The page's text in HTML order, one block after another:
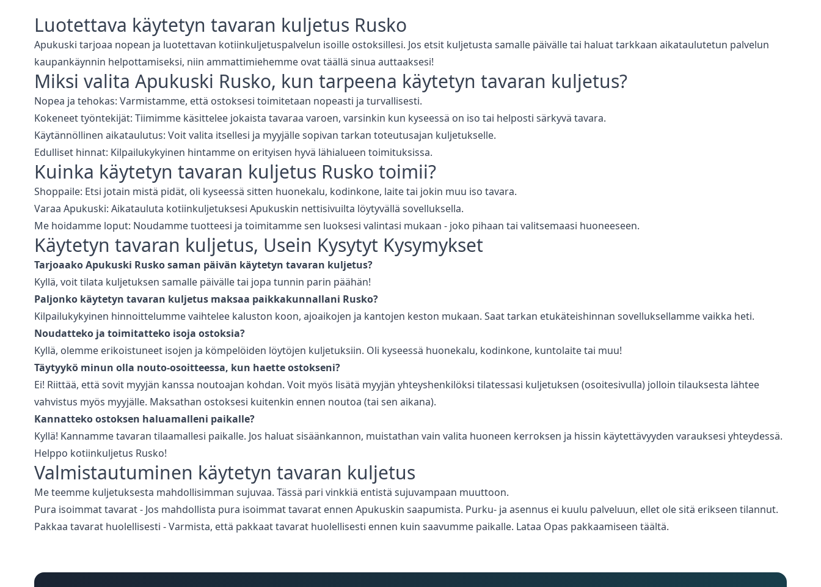
Luotettava käytetyn tavaran kuljetus Rusko
Apukuski tarjoaa nopean ja luotettavan kotiinkuljetuspalvelun isoille ostoksillesi. Jos etsit kuljetusta samalle päivälle tai haluat tarkkaan aikataulutetun palvelun
kaupankäynnin helpottamiseksi, niin ammattimiehemme ovat täällä sinua auttaaksesi!
Miksi valita Apukuski Rusko, kun tarpeena käytetyn tavaran kuljetus?
Nopea ja tehokas: Varmistamme, että ostoksesi toimitetaan nopeasti ja turvallisesti.
Kokeneet työntekijät: Tiimimme käsittelee jokaista tavaraa varoen, varsinkin kun kyseessä on iso tai helposti särkyvä tavara.
Käytännöllinen aikataulutus: Voit valita itsellesi ja myyjälle sopivan tarkan toteutusajan kuljetukselle.
Edulliset hinnat: Kilpailukykyinen hintamme on erityisen hyvä lähialueen toimituksissa.
Kuinka käytetyn tavaran kuljetus Rusko toimii?
Shoppaile: Etsi jotain mistä pidät, oli kyseessä sitten huonekalu, kodinkone, laite tai jokin muu iso tavara.
Varaa Apukuski: Aikatauluta kotiinkuljetuksesi Apukuskin nettisivuilta löytyvällä sovelluksella.
Me hoidamme loput: Noudamme tuotteesi ja toimitamme sen luoksesi valintasi mukaan - joko pihaan tai valitsemaasi huoneeseen.
Käytetyn tavaran kuljetus, Usein Kysytyt Kysymykset
Tarjoaako Apukuski Ruskosaman päivän käytetyn tavaran kuljetus?
Kyllä, voit tilata kuljetuksen samalle päivälle tai jopa tunnin parin päähän!
Paljonko käytetyn tavaran kuljetus maksaa paikkakunnallani Rusko?
Kilpailukykyinen hinnoittelumme vaihtelee kaluston koon, ajoaikojen ja kantojen keston mukaan. Saat tarkan etukäteishinnan sovelluksellamme vaikka heti.
Noudatteko ja toimitatteko isoja ostoksia?
Kyllä, olemme erikoistuneet isojen ja kömpelöiden löytöjen kuljetuksiin. Oli kyseessä huonekalu, kodinkone, kuntolaite tai muu!
Täytyykö minun olla nouto-osoitteessa, kun haette ostokseni?
Ei! Riittää, että sovit myyjän kanssa noutoajan kohdan. Voit myös lisätä myyjän yhteyshenkilöksi tilatessasi kuljetuksen (osoitesivulla) jolloin tilauksesta lähtee
vahvistus myös myyjälle. Maksathan ostoksesi kuitenkin ennen noutoa (tai sen aikana).
Kannatteko ostoksen haluamalleni paikalle?
Kyllä! Kannamme tavaran tilaamallesi paikalle. Jos haluat sisäänkannon, muistathan vain valita huoneen kerroksen ja hissin käytettävyyden varauksesi yhteydessä.
Helppo kotiinkuljetus Rusko!
Valmistautuminen käytetyn tavaran kuljetus
Me teemme kuljetuksesta mahdollisimman sujuvaa. Tässä pari vinkkiä entistä sujuvampaan muuttoon.
Pura isoimmat tavarat - Jos mahdollista pura isoimmat tavarat ennen Apukuskin saapumista. Purku- ja asennus ei kuulu palveluun, ellet ole sitä erikseen tilannut.
Pakkaa tavarat huolellisesti - Varmista, että pakkaat tavarat huolellisesti ennen kuin saavumme paikalle. Lataa Opas pakkaamiseen täältä.